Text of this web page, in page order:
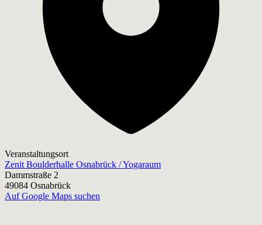
Veranstaltungsort
Zenit Boulderhalle Osnabrück / Yogaraum
Dammstraße 2
49084 Osnabrück
Auf Google Maps suchen